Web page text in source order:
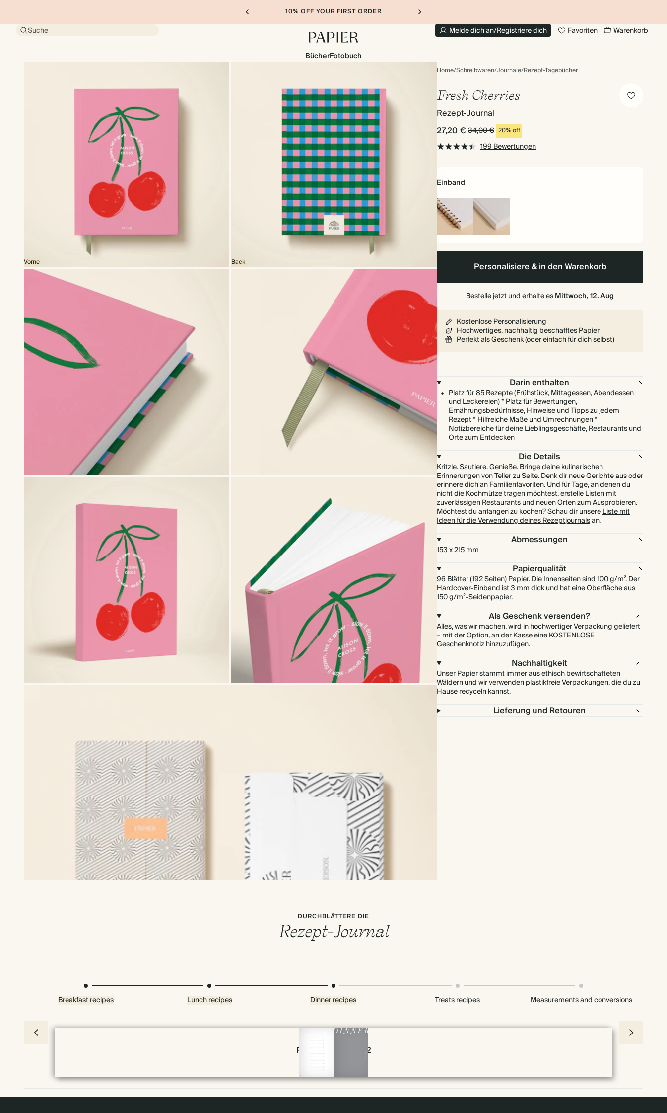
10% OFF YOUR FIRST ORDER
Suche Melde dich an/Registriere dich Favoriten Warenkorb
BücherFotobuch
Home/Schreibwaren/Journale/Rezept-Tagebücher
Vorne Back
Fresh Cherries
Rezept-Journal
27,20 € 34,00 € 20% off
199 Bewertungen
Einband
SpiralgebundenHardcover
Personalisiere & in den Warenkorb
Bestelle jetzt und erhalte esMittwoch, 12. Aug
Kostenlose Personalisierung
Hochwertiges, nachhaltig beschafftes Papier
Perfekt als Geschenk (oder einfach für dich selbst)
Darin enthalten
Platz für 85 Rezepte (Frühstück, Mittagessen, Abendessen
und Leckereien) * Platz für Bewertungen,
Ernährungsbedürfnisse, Hinweise und Tipps zu jedem
Rezept * Hilfreiche Maße und Umrechnungen *
Notizbereiche für deine Lieblingsgeschäfte, Restaurants und
Orte zum Entdecken
Die Details
Kritzle. Sautiere. Genieße. Bringe deine kulinarischen
Erinnerungen von Teller zu Seite. Denk dir neue Gerichte aus oder
erinnere dich an Familienfavoriten. Und für Tage, an denen du
nicht die Kochmütze tragen möchtest, erstelle Listen mit
zuverlässigen Restaurants und neuen Orten zum Ausprobieren.
Möchtest du anfangen zu kochen? Schau dir unsereListe mit
Ideen für die Verwendung deines Rezeptjournalsan.
Abmessungen
153 x 215 mm
Papierqualität
96 Blätter (192 Seiten) Papier. Die Innenseiten sind 100 g/m². Der
Hardcover-Einband ist 3 mm dick und hat eine Oberfläche aus
150 g/m²-Seidenpapier.
Als Geschenk versenden?
Alles, was wir machen, wird in hochwertiger Verpackung geliefert
– mit der Option, an der Kasse eine KOSTENLOSE
Geschenknotiz hinzuzufügen.
Nachhaltigkeit
Unser Papier stammt immer aus ethisch bewirtschafteten
Wäldern und wir verwenden plastikfreie Verpackungen, die du zu
Hause recyceln kannst.
Lieferung und Retouren
DURCHBLÄTTERE DIE
Rezept-Journal
Breakfast recipes Lunch recipes Dinner recipes Treats recipes Measurements and conversions
Page 78 & 79 of 192